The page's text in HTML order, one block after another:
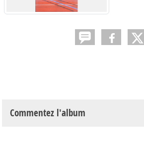
Commentez l'album